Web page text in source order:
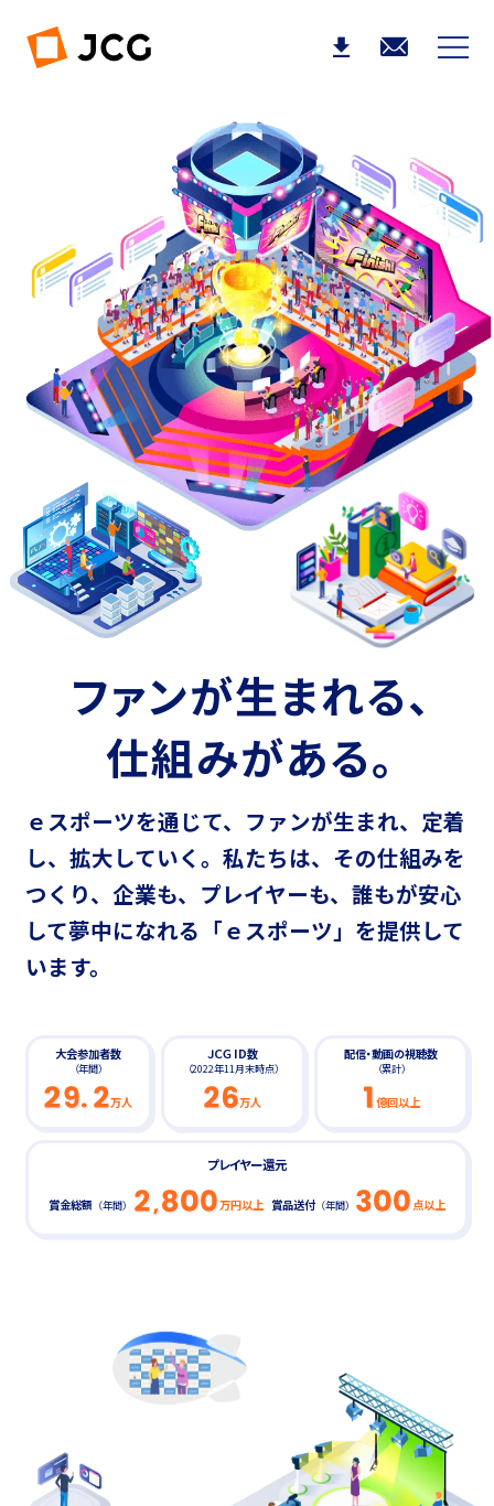
ファンが生まれる、
仕組みがある。
ｅスポーツを通じて、ファンが生まれ、定着
し、拡大していく。 私たちは、その仕組みを
つくり、企業も、プレイヤーも、 誰もが安心
して夢中になれる「ｅスポーツ」を提供して
います。
大会参加者数
（年間）
万人
ＪＣＧ ID数
（2022年11月末時点）
万人
配信・動画の視聴数
（累計）
億回以上
プレイヤー還元
賞金総額 （年間） 万円以上 賞品送付（年間） 点以上